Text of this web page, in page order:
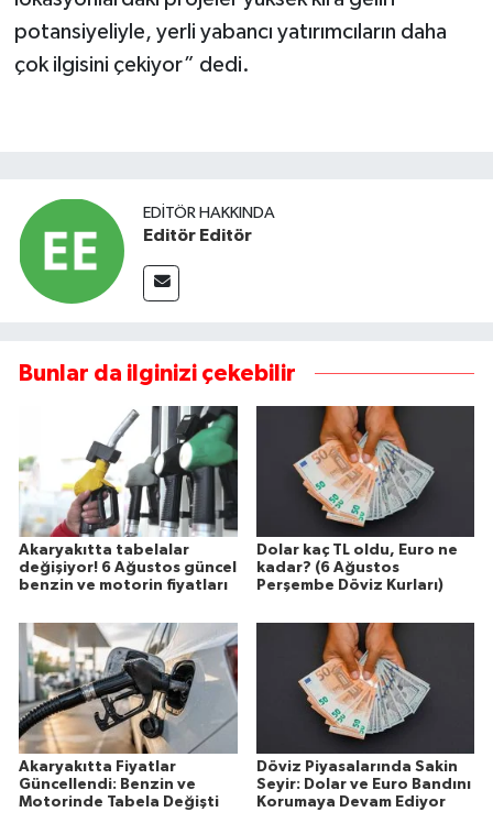
potansiyeliyle, yerli yabancı yatırımcıların daha
çok ilgisini çekiyor” dedi.
EDITÖR HAKKINDA
Editör Editör
Bunlar da ilginizi çekebilir
Akaryakıtta tabelalar
değişiyor! 6 Ağustos güncel
benzin ve motorin fiyatları
Dolar kaç TL oldu, Euro ne
kadar? (6 Ağustos
Perşembe Döviz Kurları)
Akaryakıtta Fiyatlar
Güncellendi: Benzin ve
Motorinde Tabela Değişti
Döviz Piyasalarında Sakin
Seyir: Dolar ve Euro Bandını
Korumaya Devam Ediyor